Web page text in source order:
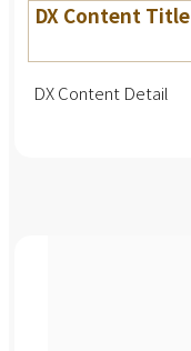
DX Content Title
DX Content Detail